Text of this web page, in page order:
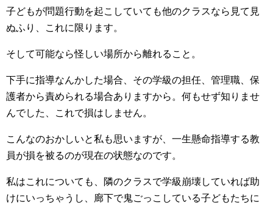
子どもが問題行動を起こしていても他のクラスなら見て見
ぬふり、これに限ります。
そして可能なら怪しい場所から離れること。
下手に指導なんかした場合、その学級の担任、管理職、保
護者から責められる場合ありますから。何もせず知りませ
んでした、これで損はしません。
こんなのおかしいと私も思いますが、一生懸命指導する教
員が損を被るのが現在の状態なのです。
私はこれについても、隣のクラスで学級崩壊していれば助
けにいっちゃうし、廊下で鬼ごっこしている子どもたちに